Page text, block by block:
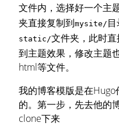
文件内，选择好一个主
夹直接复制到mysite/
static/文件夹，此时
到主题效果，修改主题
html等文件。
我的博客模版是在Hugo
的。第一步，先去他的
clone下来